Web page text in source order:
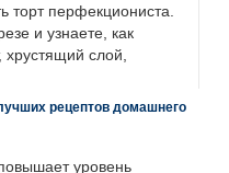
торт перфекциониста.
и узнаете, как
хрустящий слой,
рецептов домашнего
уровень